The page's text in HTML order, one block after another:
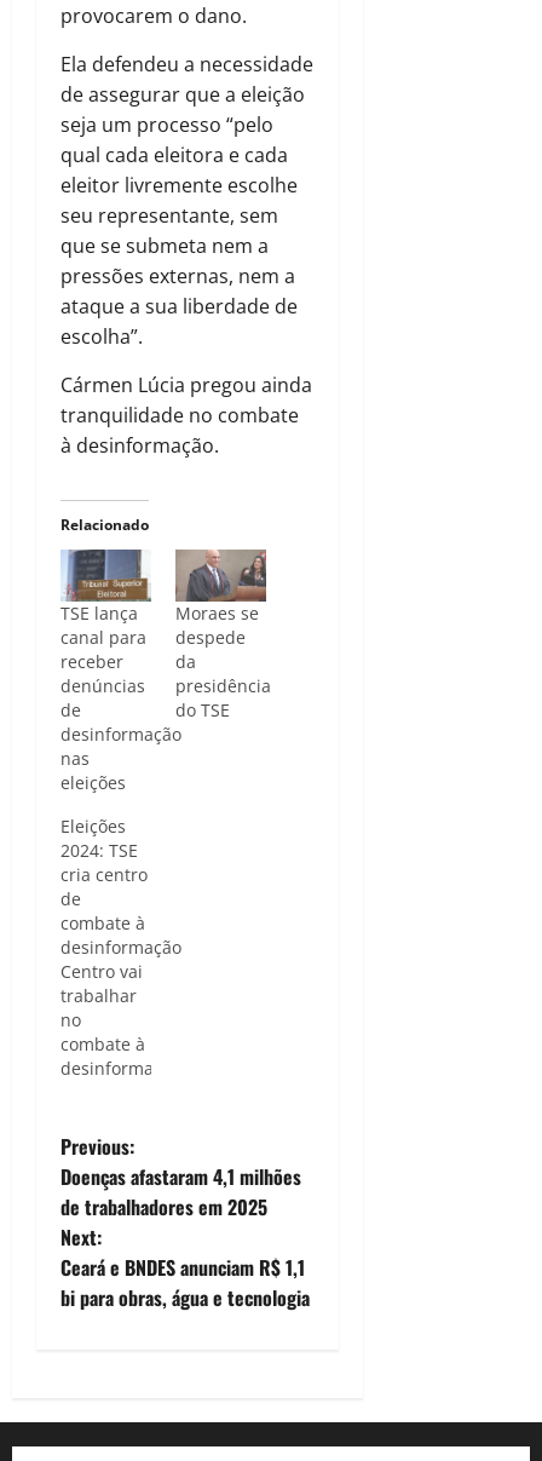
provocarem o dano.
Ela defendeu a necessidade
de assegurar que a eleição
seja um processo “pelo
qual cada eleitora e cada
eleitor livremente escolhe
seu representante, sem
que se submeta nem a
pressões externas, nem a
ataque a sua liberdade de
escolha”.
Cármen Lúcia pregou ainda
tranquilidade no combate
à desinformação.
Relacionado
TSE lança
canal para
receber
denúncias
de
desinformação
nas
eleições
Moraes se
despede
da
presidência
do TSE
Eleições
2024: TSE
cria centro
de
combate à
desinformação
Centro vai
trabalhar
no
combate à
desinformação
nas redes
sociais e
aplicativos
de
mensagem
/
Foto/Agência
Brasil O
P
o
s
t
a
Previous:
Doenças afastaram 4,1 milhões
de trabalhadores em 2025
Next:
Ceará e BNDES anunciam R$ 1,1
bi para obras, água e tecnologia